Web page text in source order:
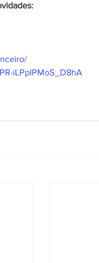
iLPpIPMoS_D8hA